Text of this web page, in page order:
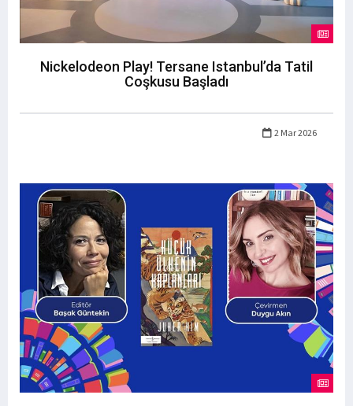
Nickelodeon Play! Tersane Istanbul’da Tatil
Coşkusu Başladı
2 Mar 2026